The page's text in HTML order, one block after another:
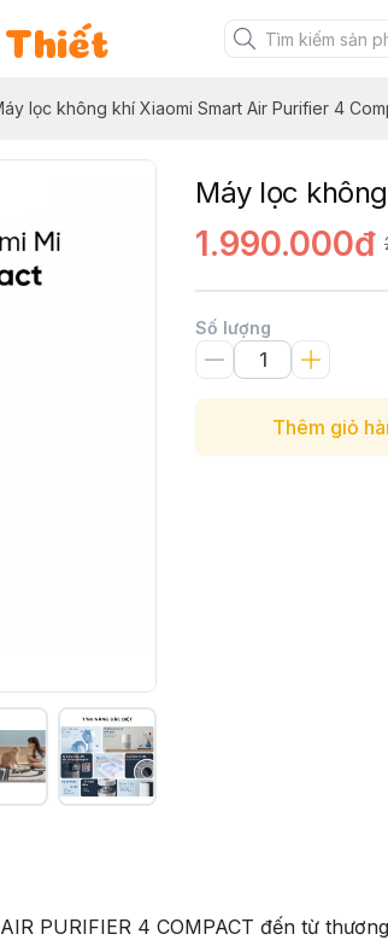
Thiết
lọc không khí Xiaomi Smart Air Purifier 4
Máy lọc
1.990.000đ
Số lượng
Thêm giỏ
PURIFIER 4 COMPACT đến từ